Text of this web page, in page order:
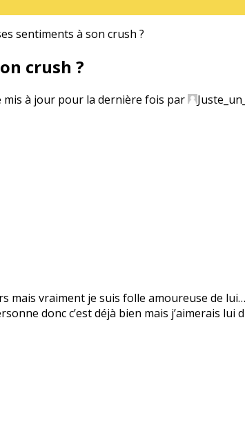
sentiments à son crush ?
crush ?
mis à jour pour la dernière fois par
mais vraiment je suis folle amoureuse de
donc c’est déjà bien mais j’aimerais